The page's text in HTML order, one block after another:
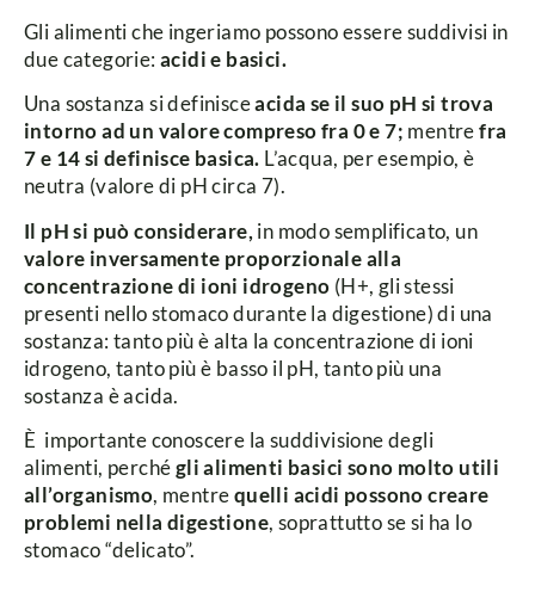
Gli alimenti che ingeriamo possono essere suddivisi in
due categorie:acidi e basici.
Una sostanza si definisceacida se il suo pH si trova
intorno ad un valore compreso fra 0 e 7; mentrefra
7 e 14 si definisce basica. L’acqua, per esempio, è
neutra (valore di pH circa 7).
Il pH si può considerare, in modo semplificato, un
valore inversamente proporzionale alla
concentrazione di ioni idrogeno (H+, gli stessi
presenti nello stomaco durante la digestione) di una
sostanza: tanto più è alta la concentrazione di ioni
idrogeno, tanto più è basso il pH, tanto più una
sostanza è acida.
È importante conoscere la suddivisione degli
alimenti, perchégli alimenti basici sono molto utili
all’organismo, mentrequelli acidi possono creare
problemi nella digestione, soprattutto se si ha lo
stomaco “delicato”.